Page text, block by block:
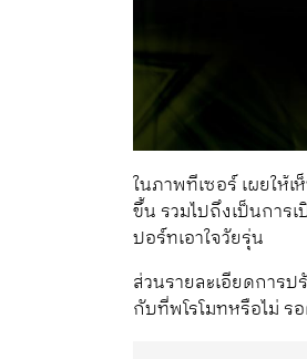
ในภาพทีเซอร์ เผยให้
ขึ้น รวมไปถึงเป็นการ
ปอร์ทเอาใจวัยรุ่น
ส่วนรายละเอียดการ
กับที่พโรโมทหรือไม่